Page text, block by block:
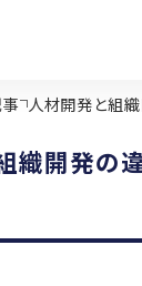
人材開発と組
織開発の